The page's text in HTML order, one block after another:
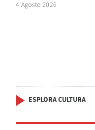
4 Agosto 2026
ESPLORA CULTURA